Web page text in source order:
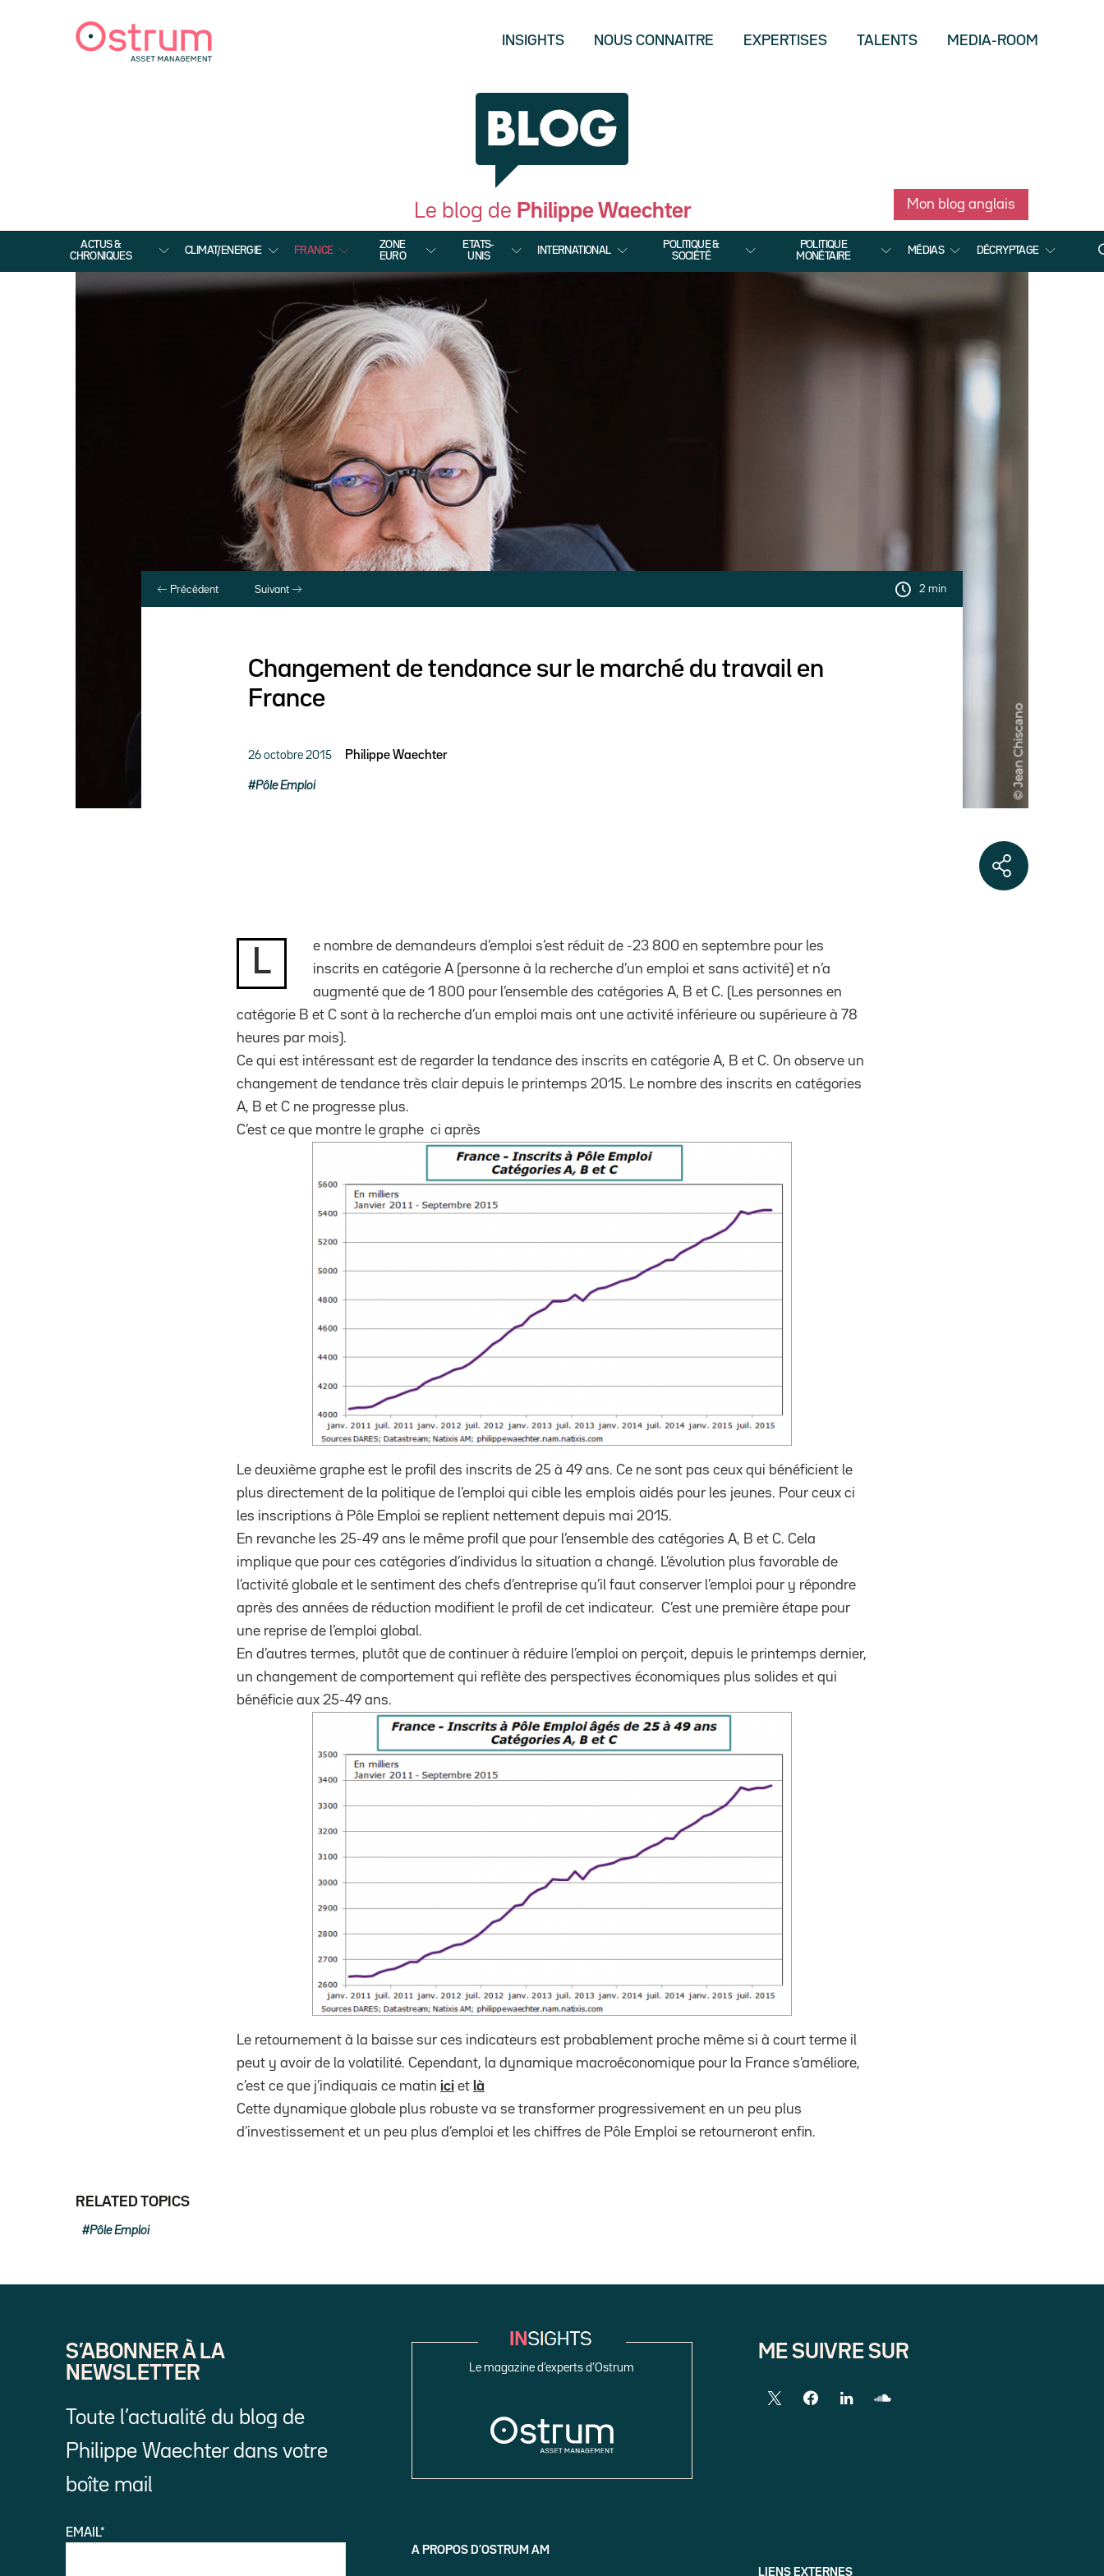
INSIGHTS NOUS CONNAITRE EXPERTISES TALENTS MEDIA-ROOM
Le blog de Philippe Waechter Mon blog anglais
ACTUS &
CHRONIQUES
CLIMAT/ENERGIE FRANCE
ZONE
EURO
ETATS-
UNIS
INTERNATIONAL
POLITIQUE &
SOCIÉTÉ
POLITIQUE
MONÉTAIRE
MÉDIAS DÉCRYPTAGE
Précédent Suivant 2 min
Changement de tendance sur le marché du travail en
France
26 octobre 2015 Philippe Waechter
Pôle Emploi
L
e nombre de demandeurs d’emploi s’est réduit de -23 800 en septembre pour les
inscrits en catégorie A (personne à la recherche d’un emploi et sans activité) et n’a
augmenté que de 1 800 pour l’ensemble des catégories A, B et C. (Les personnes en
catégorie B et C sont à la recherche d’un emploi mais ont une activité inférieure ou supérieure à 78
heures par mois).
Ce qui est intéressant est de regarder la tendance des inscrits en catégorie A, B et C. On observe un
changement de tendance très clair depuis le printemps 2015. Le nombre des inscrits en catégories
A, B et C ne progresse plus.
C’est ce que montre le graphe ci après
Le deuxième graphe est le profil des inscrits de 25 à 49 ans. Ce ne sont pas ceux qui bénéficient le
plus directement de la politique de l’emploi qui cible les emplois aidés pour les jeunes. Pour ceux ci
les inscriptions à Pôle Emploi se replient nettement depuis mai 2015.
En revanche les 25-49 ans le même profil que pour l’ensemble des catégories A, B et C. Cela
implique que pour ces catégories d’individus la situation a changé. L’évolution plus favorable de
l’activité globale et le sentiment des chefs d’entreprise qu’il faut conserver l’emploi pour y répondre
après des années de réduction modifient le profil de cet indicateur. C’est une première étape pour
une reprise de l’emploi global.
En d’autres termes, plutôt que de continuer à réduire l’emploi on perçoit, depuis le printemps dernier,
un changement de comportement qui reflète des perspectives économiques plus solides et qui
bénéficie aux 25-49 ans.
Le retournement à la baisse sur ces indicateurs est probablement proche même si à court terme il
peut y avoir de la volatilité. Cependant, la dynamique macroéconomique pour la France s’améliore,
c’est ce que j’indiquais ce matin ici et là
Cette dynamique globale plus robuste va se transformer progressivement en un peu plus
d’investissement et un peu plus d’emploi et les chiffres de Pôle Emploi se retourneront enfin.
RELATED TOPICS
Pôle Emploi
S’ABONNER À LA
NEWSLETTER
Toute l’actualité du blog de
Philippe Waechter dans votre
boîte mail
EMAIL*
Le magazine d’experts d’Ostrum
A PROPOS D’OSTRUM AM
ME SUIVRE SUR
LIENS EXTERNES